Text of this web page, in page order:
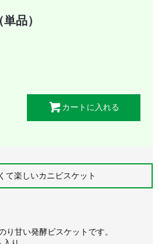
品）
カートに入れる
て楽しいカニビスケット
り甘い発酵ビスケットです。